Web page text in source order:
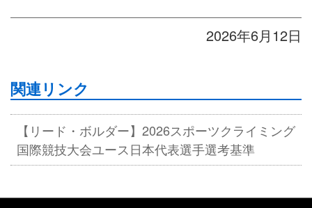
2026年6月12日
関連リンク
【リード・ボルダー】2026スポーツクライミング
国際競技大会ユース日本代表選手選考基準